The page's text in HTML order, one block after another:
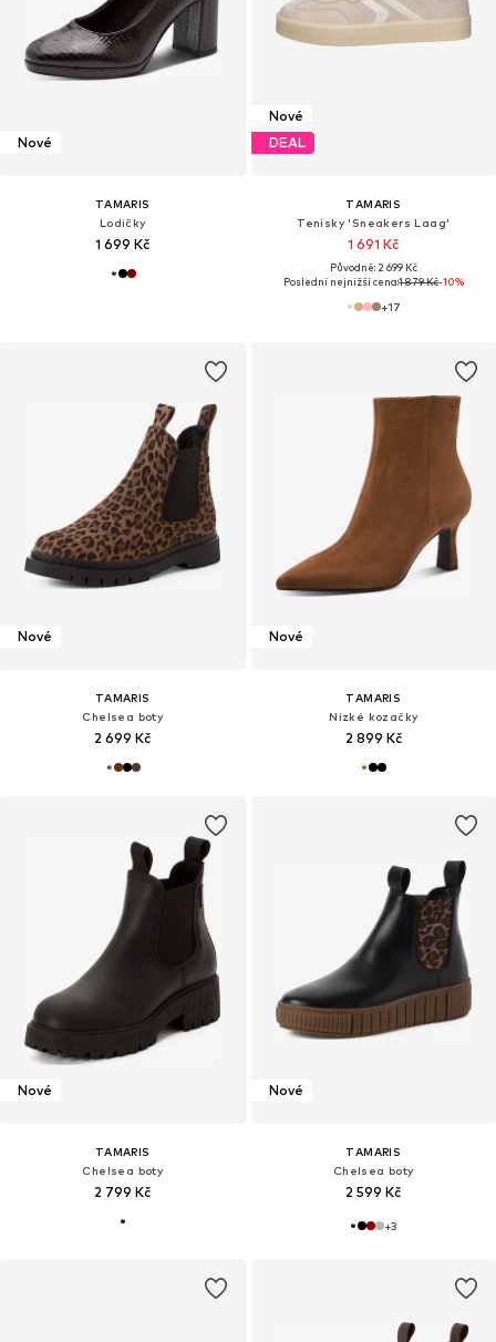
Nové
TAMARIS
Lodičky
1 699 Kč
Nové
DEAL
TAMARIS
Tenisky 'Sneakers Laag'
1 691 Kč
Původně: 2 699 Kč
Poslední nejnižší cena:1 879 Kč-10%
+17
Nové
TAMARIS
Chelsea boty
2 699 Kč
Nové
TAMARIS
Nízké kozačky
2 899 Kč
Nové
TAMARIS
Chelsea boty
2 799 Kč
Nové
TAMARIS
Chelsea boty
2 599 Kč
+3